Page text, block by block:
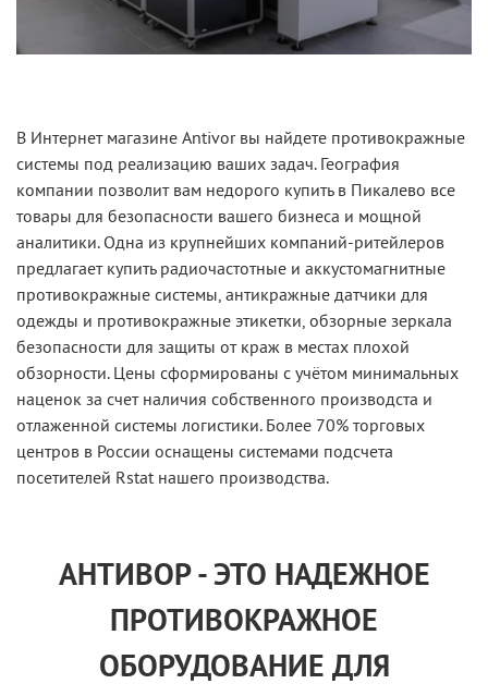
В Интернет магазине Antivor вы найдете противокражные
системы под реализацию ваших задач. География
компании позволит вам недорого купить в Пикалево все
товары для безопасности вашего бизнеса и мощной
аналитики. Одна из крупнейших компаний-ритейлеров
предлагает купить радиочастотные и аккустомагнитные
противокражные системы, антикражные датчики для
одежды и противокражные этикетки, обзорные зеркала
безопасности для защиты от краж в местах плохой
обзорности. Цены сформированы с учётом минимальных
наценок за счет наличия собственного производста и
отлаженной системы логистики. Более 70% торговых
центров в России оснащены системами подсчета
посетителей Rstat нашего производства.
АНТИВОР - ЭТО НАДЕЖНОЕ
ПРОТИВОКРАЖНОЕ
ОБОРУДОВАНИЕ ДЛЯ